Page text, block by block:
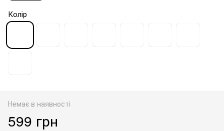
Колір
Немає в наявності
599 грн